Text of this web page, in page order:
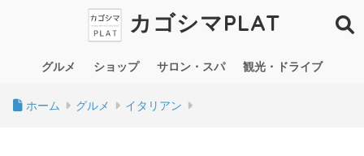
カゴシマPLAT
グルメ ショップ サロン・スパ 観光・ドライブ
ホーム グルメ イタリアン